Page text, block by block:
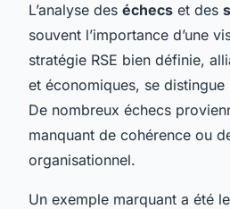
L’analyse des échecs et des
souvent l’importance d’une
stratégie RSE bien définie,
et économiques, se
De nombreux échecs
manquant de cohérence ou
organisationnel.
Un exemple marquant a été